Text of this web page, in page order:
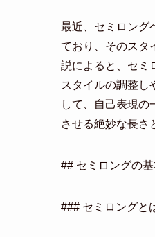
最近、セミロング
ており、そのスタ
説によると、セミ
スタイルの調整し
して、自己表現の
させる絶妙な長さ
## セミロングの
### セミロングと